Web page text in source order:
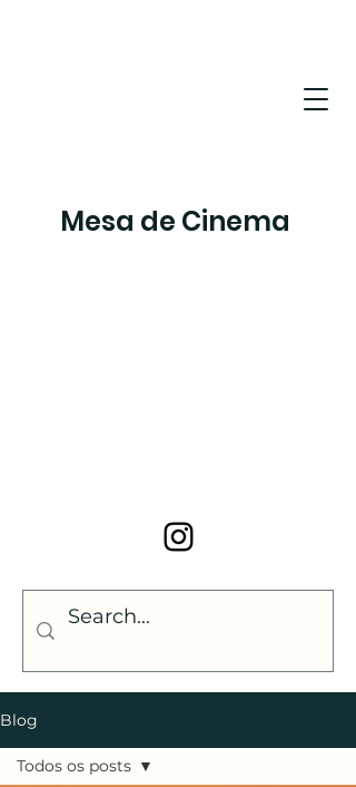
Mesa de Cinema
Blog
Todos os posts